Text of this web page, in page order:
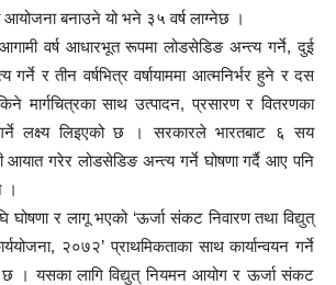
बनाउने यो भने ३५ वर्ष लाग्नेछ ।
वर्ष आधारभूत रूपमा लोडसेडिङ अन्त्य गर्ने, दुई
गर्ने र तीन वर्षभित्र वर्षायाममा आत्मनिर्भर हुने र दस
मार्गचित्रका साथ उत्पादन, प्रसारण र वितरणका
गर्ने लक्ष्य लिइएको छ । सरकारले भारतबाट ६ सय
आयात गरेर लोडसेडिङ अन्त्य गर्ने घोषणा गर्दै आए पनि
।
घोषणा र लागू भएको ‘ऊर्जा संकट निवारण तथा विद्युत्
२०७२’ प्राथमिकताका साथ कार्यान्वयन गर्ने
छ । यसका लागि विद्युत् नियमन आयोग र ऊर्जा संकट